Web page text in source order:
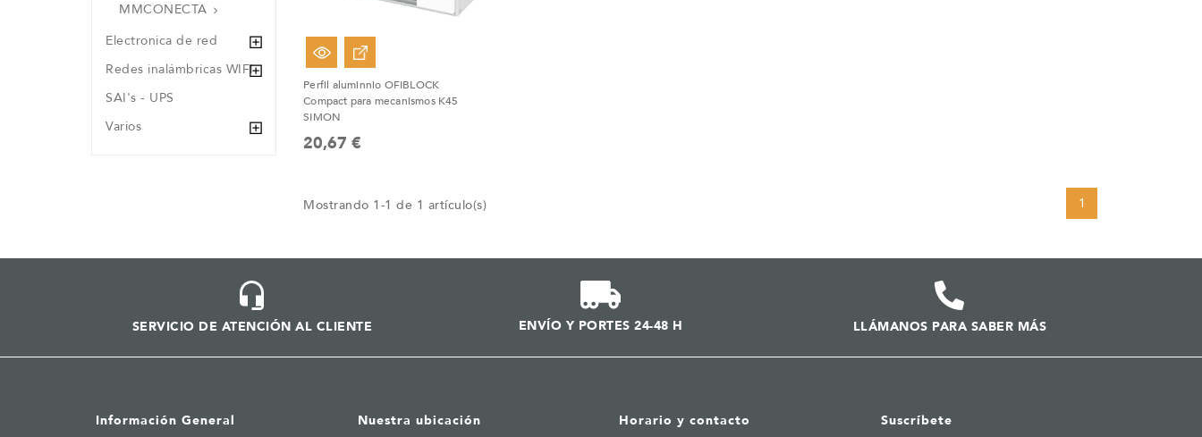
MMCONECTA 
Electronica de red
Redes inalámbricas WIFI
SAI's - UPS
Varios
Perfil aluminnio OFIBLOCK
Compact para mecanismos K45
SIMON
20,67 €
Mostrando 1-1 de 1 artículo(s) 1
SERVICIO DE ATENCIÓN AL CLIENTE ENVÍO Y PORTES 24-48 H LLÁMANOS PARA SABER MÁS
Información General Nuestra ubicación Horario y contacto Suscríbete